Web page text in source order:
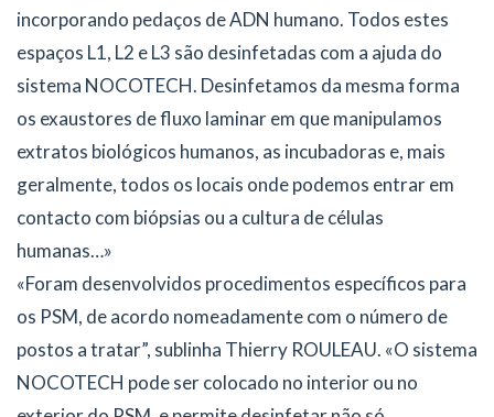
incorporando pedaços de ADN humano. Todos estes
espaços L1, L2 e L3 são desinfetadas com a ajuda do
sistema NOCOTECH. Desinfetamos da mesma forma
os exaustores de fluxo laminar em que manipulamos
extratos biológicos humanos, as incubadoras e, mais
geralmente, todos os locais onde podemos entrar em
contacto com biópsias ou a cultura de células
humanas…»
«Foram desenvolvidos procedimentos específicos para
os PSM, de acordo nomeadamente com o número de
postos a tratar”, sublinha Thierry ROULEAU. «O sistema
NOCOTECH pode ser colocado no interior ou no